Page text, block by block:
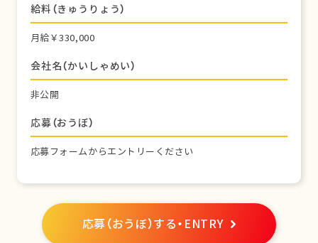
給料（きゅうりょう）
月給￥330,000
会社名（かいしゃめい）
非公開
応募（おうぼ）
応募フォームからエントリーください
応募（おうぼ）する・ENTRY